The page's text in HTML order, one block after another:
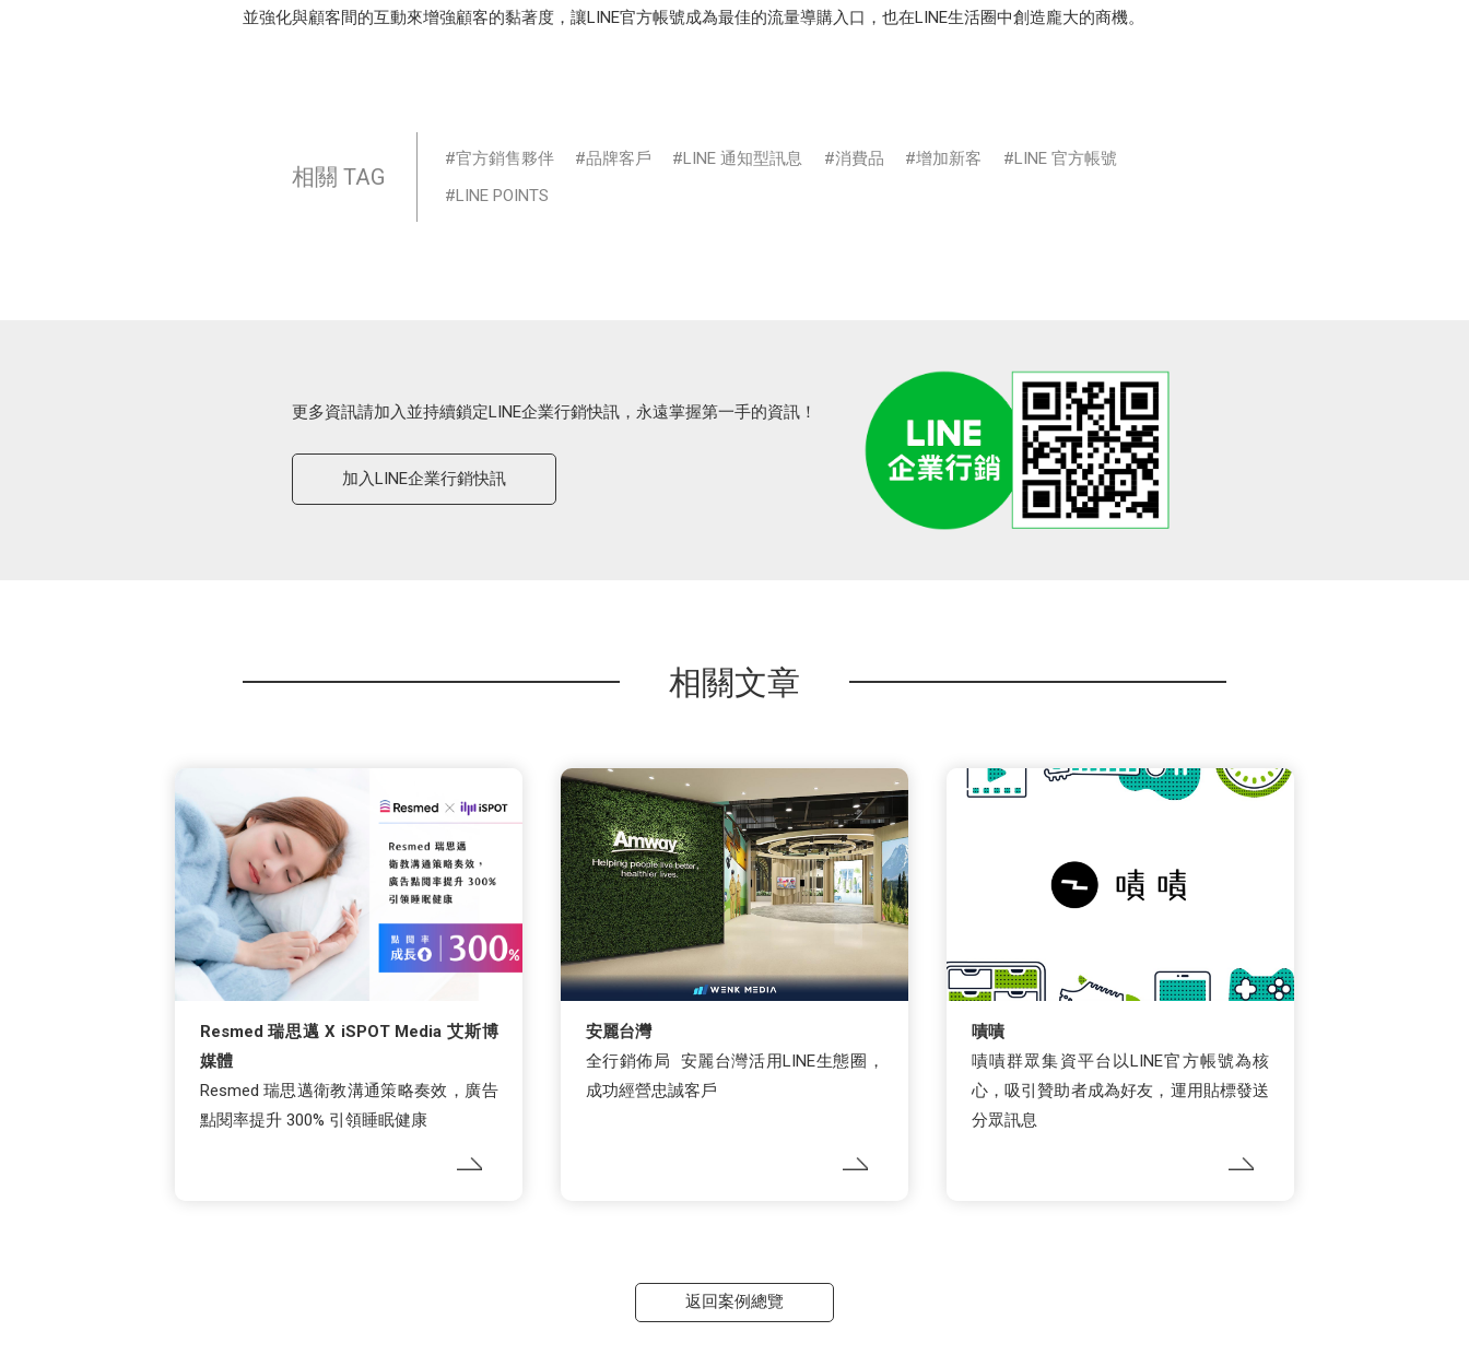
並強化與顧客間的互動來增強顧客的黏著度，讓LINE官方帳號成為最佳的流量導購入口，也在LINE生活圈中創造龐大的商機。
相關 TAG
官方銷售夥伴 品牌客戶 LINE 通知型訊息 消費品 增加新客
LINE 官方帳號
LINE POINTS
更多資訊請加入並持續鎖定LINE企業行銷快訊，永遠掌握第一手的資訊！
加入LINE企業行銷快訊
相關文章
Resmed 瑞思邁 X iSPOT Media 艾斯博
媒體
Resmed 瑞思邁衛教溝通策略奏效，廣告
點閱率提升 300% 引領睡眠健康
安麗台灣
全行銷佈局 安麗台灣活用LINE生態圈，
成功經營忠誠客戶
嘖嘖
嘖嘖群眾集資平台以LINE官方帳號為核
心，吸引贊助者成為好友，運用貼標發送
分眾訊息
返回案例總覽